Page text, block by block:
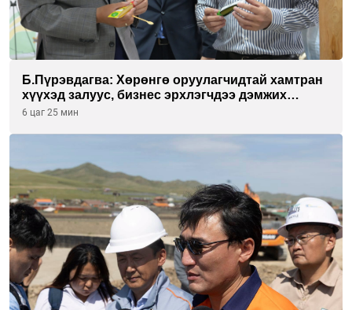
Б.Пүрэвдагва: Хөрөнгө оруулагчидтай хамтран
хүүхэд залуус, бизнес эрхлэгчдээ дэмжих
инкубатор төвүүдийг хотын захын
6 цаг 25 мин